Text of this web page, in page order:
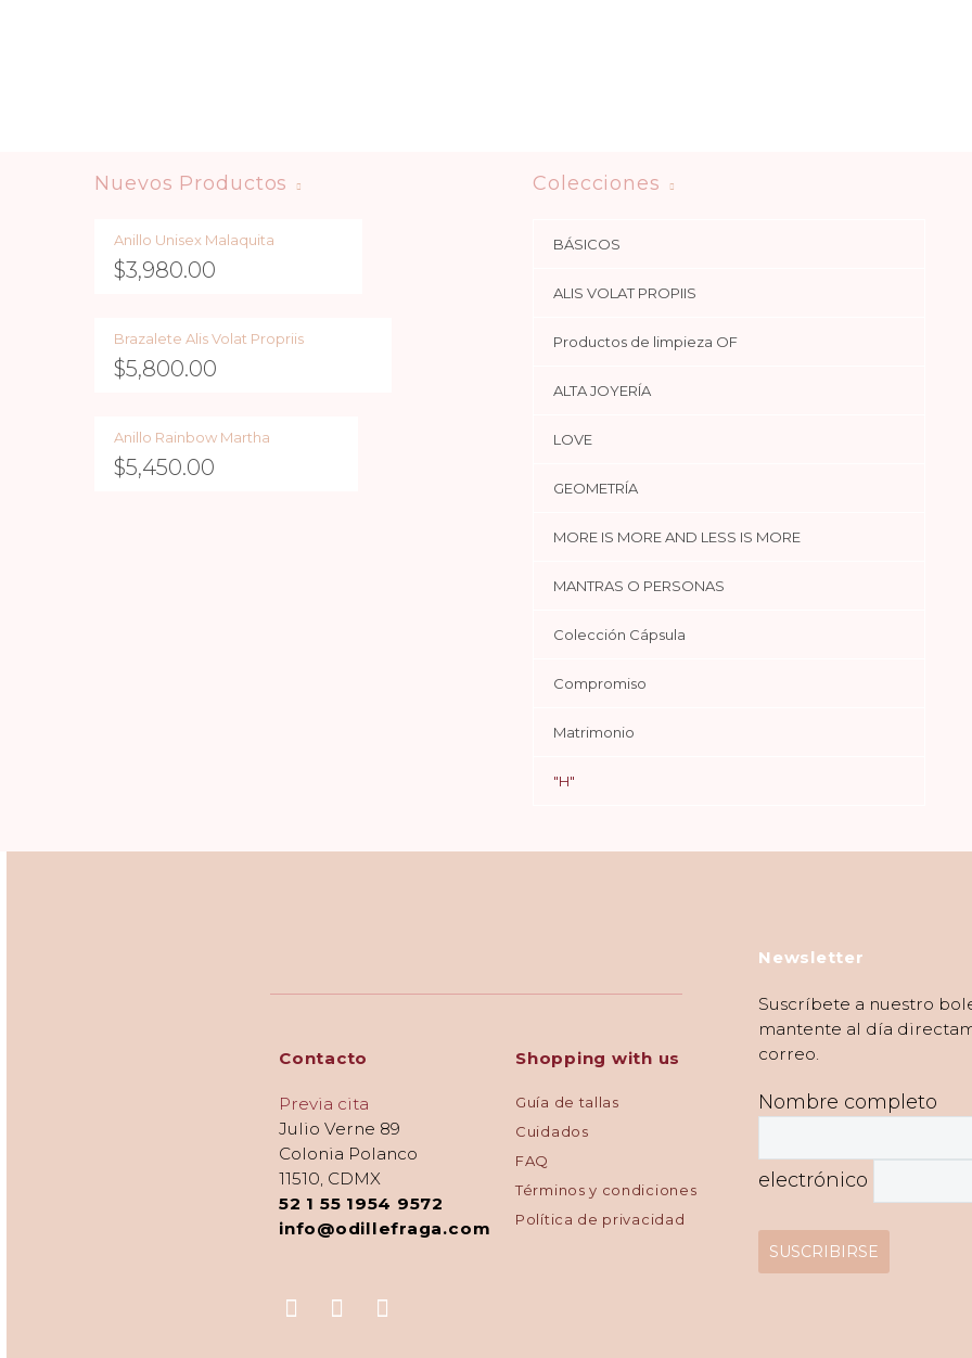
Nuevos Productos
Anillo Unisex Malaquita
$3,980.00
Brazalete Alis Volat Propriis
$5,800.00
Anillo Rainbow Martha
$5,450.00
Colecciones
BÁSICOS
ALIS VOLAT PROPIIS
Productos de limpieza OF
ALTA JOYERÍA
LOVE
GEOMETRÍA
MORE IS MORE AND LESS IS MORE
MANTRAS O PERSONAS
Colección Cápsula
Compromiso
Matrimonio
"H"
Contacto
Previa cita
Julio Verne 89
Colonia Polanco
11510, CDMX
52 1 55 1954 9572
info@odillefraga.com
Shopping with us
Guía de tallas
Cuidados
FAQ
Términos y condiciones
Política de privacidad
Newsletter
Suscríbete a nuestro
mantente al día
correo.
Nombre completo
electrónico
SUSCRIBIRSE